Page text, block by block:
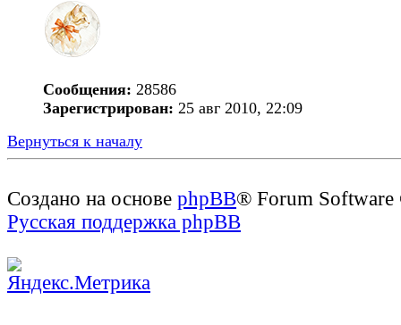
Сообщения: 28586
Зарегистрирован: 25 авг 2010, 22:09
Вернуться к началу
Создано на основе phpBB® Forum
Русская поддержка phpBB